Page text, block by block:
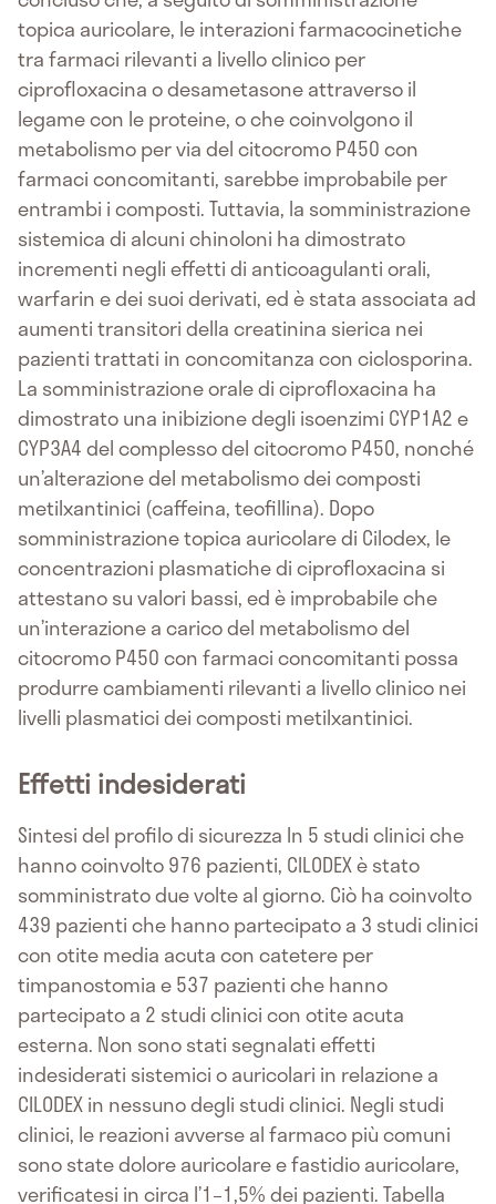
topica auricolare, le interazioni farmacocinetiche
tra farmaci rilevanti a livello clinico per
ciprofloxacina o desametasone attraverso il
legame con le proteine, o che coinvolgono il
metabolismo per via del citocromo P450 con
farmaci concomitanti, sarebbe improbabile per
entrambi i composti. Tuttavia, la somministrazione
sistemica di alcuni chinoloni ha dimostrato
incrementi negli effetti di anticoagulanti orali,
warfarin e dei suoi derivati, ed è stata associata ad
aumenti transitori della creatinina sierica nei
pazienti trattati in concomitanza con ciclosporina.
La somministrazione orale di ciprofloxacina ha
dimostrato una inibizione degli isoenzimi CYP1A2 e
CYP3A4 del complesso del citocromo P450, nonché
un’alterazione del metabolismo dei composti
metilxantinici (caffeina, teofillina). Dopo
somministrazione topica auricolare di Cilodex, le
concentrazioni plasmatiche di ciprofloxacina si
attestano su valori bassi, ed è improbabile che
un’interazione a carico del metabolismo del
citocromo P450 con farmaci concomitanti possa
produrre cambiamenti rilevanti a livello clinico nei
livelli plasmatici dei composti metilxantinici.
Effetti indesiderati
Sintesi del profilo di sicurezza In 5 studi clinici che
hanno coinvolto 976 pazienti, CILODEX è stato
somministrato due volte al giorno. Ciò ha coinvolto
439 pazienti che hanno partecipato a 3 studi clinici
con otite media acuta con catetere per
timpanostomia e 537 pazienti che hanno
partecipato a 2 studi clinici con otite acuta
esterna. Non sono stati segnalati effetti
indesiderati sistemici o auricolari in relazione a
CILODEX in nessuno degli studi clinici. Negli studi
clinici, le reazioni avverse al farmaco più comuni
sono state dolore auricolare e fastidio auricolare,
verificatesi in circa l’1–1,5% dei pazienti. Tabella